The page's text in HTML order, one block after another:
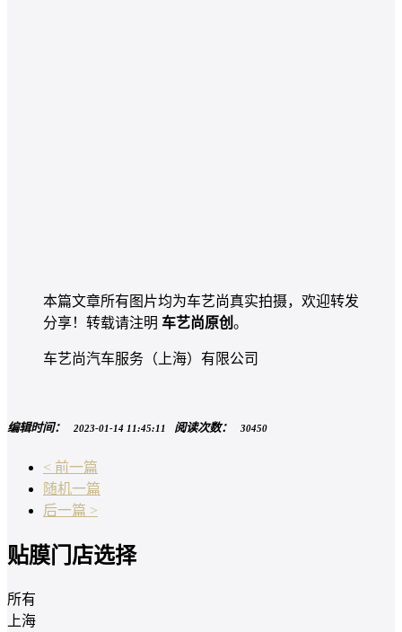
本篇文章所有图片均为车艺尚真实拍摄，欢迎转发
分享！转载请注明 车艺尚原创 。
车艺尚汽车服务（上海）有限公司
编辑时间： 2023-01-14 11:45:11 阅读次数： 30450
< 前一篇
随机一篇
后一篇 >
贴膜门店选择
所有
上海